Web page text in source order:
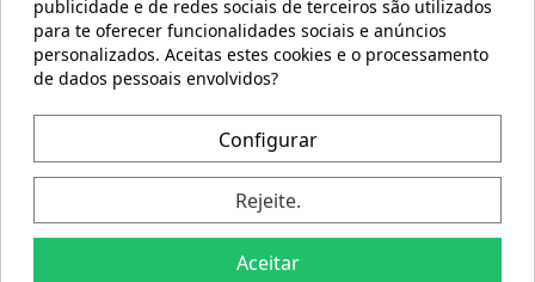
¡Salud para tu organismo con Mgdose C-22 Coenzima
Q10 30comp!
Modo de empleo
Composición
COENZIMA Q10 (100 MG), ESTABILIZADOR: CELULOSA
MICROCRISTALINA SILICIFICADA (CELULOSA
MICROCRISTALINA Y DIÓXIDO DE SILICIO), ACETATO DE
publicidade e de redes sociais de terceiros são utilizados
para te oferecer funcionalidades sociais e anúncios
personalizados. Aceitas estes cookies e o processamento
de dados pessoais envolvidos?
Configurar
Rejeite.
Aceitar